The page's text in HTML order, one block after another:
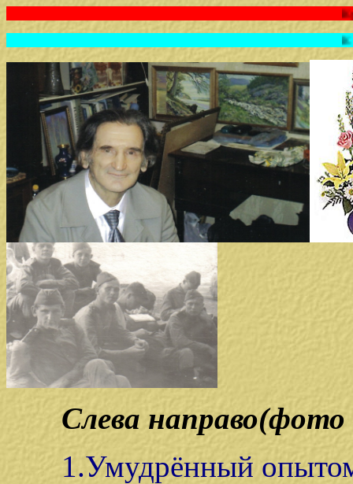
Кутолин Владислав
К 78-летию со дня со дня
Слева
1.Умудрённый